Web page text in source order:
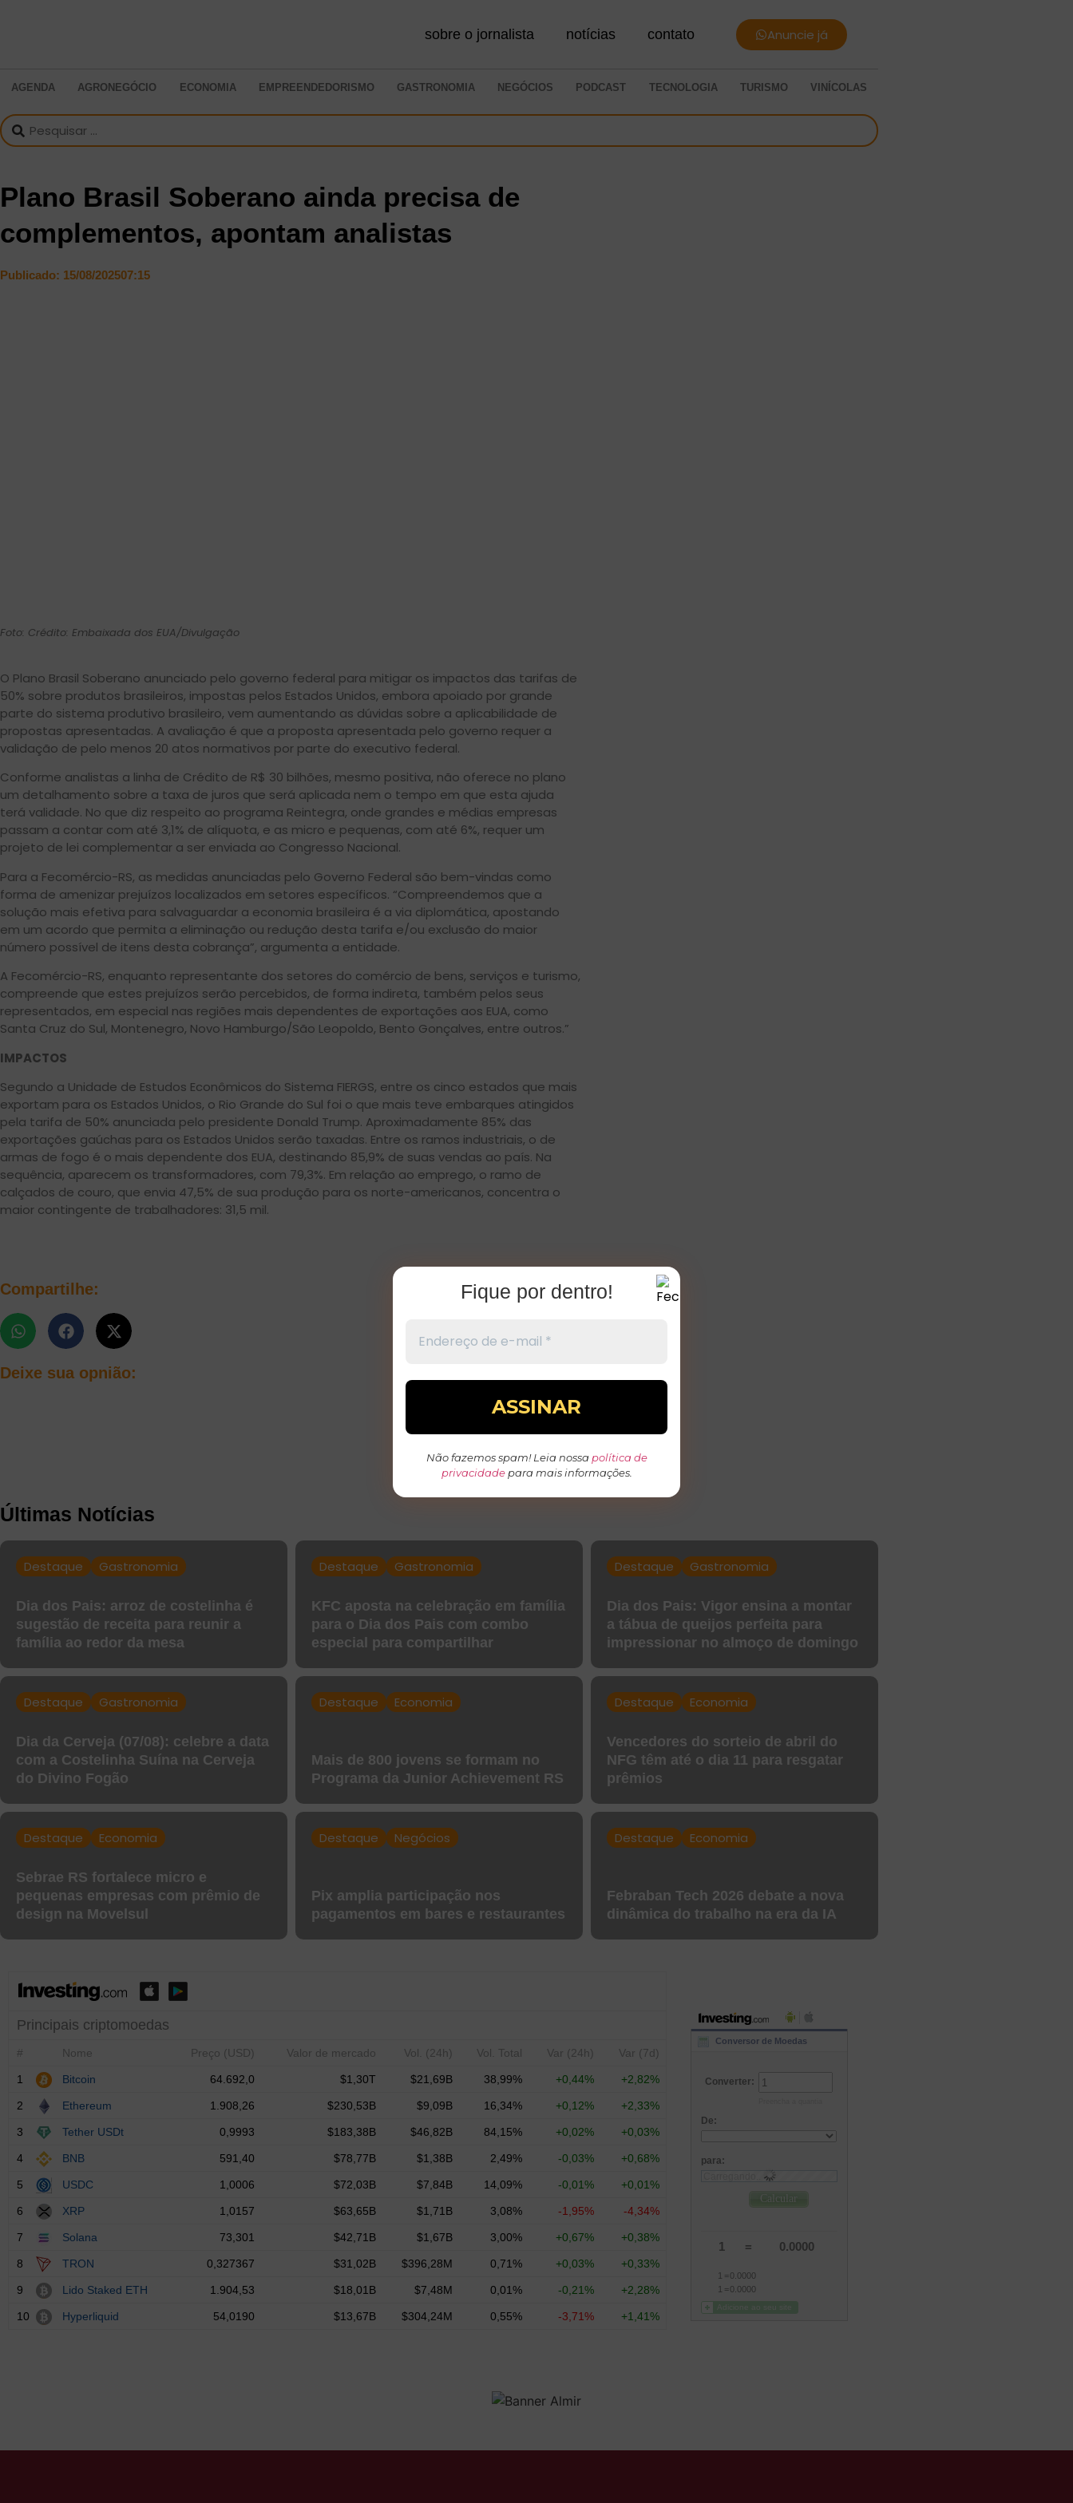
sobre o jornalista notícias contato Anuncie já
AGENDA AGRONEGÓCIO ECONOMIA EMPREENDEDORISMO GASTRONOMIA NEGÓCIOS PODCAST TECNOLOGIA TURISMO VINÍCOLAS
Plano Brasil Soberano ainda precisa de
complementos, apontam analistas
Publicado: 15/08/202507:15
Foto: Crédito: Embaixada dos EUA/Divulgação
O Plano Brasil Soberano anunciado pelo governo federal para mitigar os impactos das tarifas de
50% sobre produtos brasileiros, impostas pelos Estados Unidos, embora apoiado por grande
parte do sistema produtivo brasileiro, vem aumentando as dúvidas sobre a aplicabilidade de
propostas apresentadas. A avaliação é que a proposta apresentada pelo governo requer a
validação de pelo menos 20 atos normativos por parte do executivo federal.
Conforme analistas a linha de Crédito de R$ 30 bilhões, mesmo positiva, não oferece no plano
um detalhamento sobre a taxa de juros que será aplicada nem o tempo em que esta ajuda
terá validade. No que diz respeito ao programa Reintegra, onde grandes e médias empresas
passam a contar com até 3,1% de alíquota, e as micro e pequenas, com até 6%, requer um
projeto de lei complementar a ser enviada ao Congresso Nacional.
Para a Fecomércio-RS, as medidas anunciadas pelo Governo Federal são bem-vindas como
forma de amenizar prejuízos localizados em setores específicos. “Compreendemos que a
solução mais efetiva para salvaguardar a economia brasileira é a via diplomática, apostando
em um acordo que permita a eliminação ou redução desta tarifa e/ou exclusão do maior
número possível de itens desta cobrança”, argumenta a entidade.
A Fecomércio-RS, enquanto representante dos setores do comércio de bens, serviços e turismo,
compreende que estes prejuízos serão percebidos, de forma indireta, também pelos seus
representados, em especial nas regiões mais dependentes de exportações aos EUA, como
Santa Cruz do Sul, Montenegro, Novo Hamburgo/São Leopoldo, Bento Gonçalves, entre outros.”
IMPACTOS
Segundo a Unidade de Estudos Econômicos do Sistema FIERGS, entre os cinco estados que mais
exportam para os Estados Unidos, o Rio Grande do Sul foi o que mais teve embarques atingidos
pela tarifa de 50% anunciada pelo presidente Donald Trump. Aproximadamente 85% das
exportações gaúchas para os Estados Unidos serão taxadas. Entre os ramos industriais, o de
armas de fogo é o mais dependente dos EUA, destinando 85,9% de suas vendas ao país. Na
sequência, aparecem os transformadores, com 79,3%. Em relação ao emprego, o ramo de
calçados de couro, que envia 47,5% de sua produção para os norte-americanos, concentra o
maior contingente de trabalhadores: 31,5 mil.
Fique por dentro!
Não fazemos spam! Leia nossa política de
privacidadepara mais informações.
Compartilhe:
Deixe sua opnião:
Últimas Notícias
Destaque Gastronomia
Dia dos Pais: arroz de costelinha é
sugestão de receita para reunir a
família ao redor da mesa
Destaque Gastronomia
KFC aposta na celebração em família
para o Dia dos Pais com combo
especial para compartilhar
Destaque Gastronomia
Dia dos Pais: Vigor ensina a montar
a tábua de queijos perfeita para
impressionar no almoço de domingo
Destaque Gastronomia
Dia da Cerveja (07/08): celebre a data
com a Costelinha Suína na Cerveja
do Divino Fogão
Destaque Economia
Mais de 800 jovens se formam no
Programa da Junior Achievement RS
Destaque Economia
Vencedores do sorteio de abril do
NFG têm até o dia 11 para resgatar
prêmios
Destaque Economia
Sebrae RS fortalece micro e
pequenas empresas com prêmio de
design na Movelsul
Destaque Negócios
Pix amplia participação nos
pagamentos em bares e restaurantes
Destaque Economia
Febraban Tech 2026 debate a nova
dinâmica do trabalho na era da IA